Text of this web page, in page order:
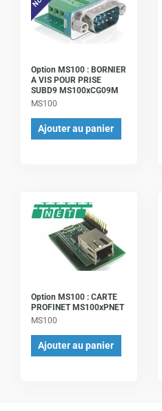
Option MS100 : BORNIER
A VIS POUR PRISE
SUBD9 MS100xCG09M
MS100
Ajouter au panier
Option MS100 : CARTE
PROFINET MS100xPNET
MS100
Ajouter au panier